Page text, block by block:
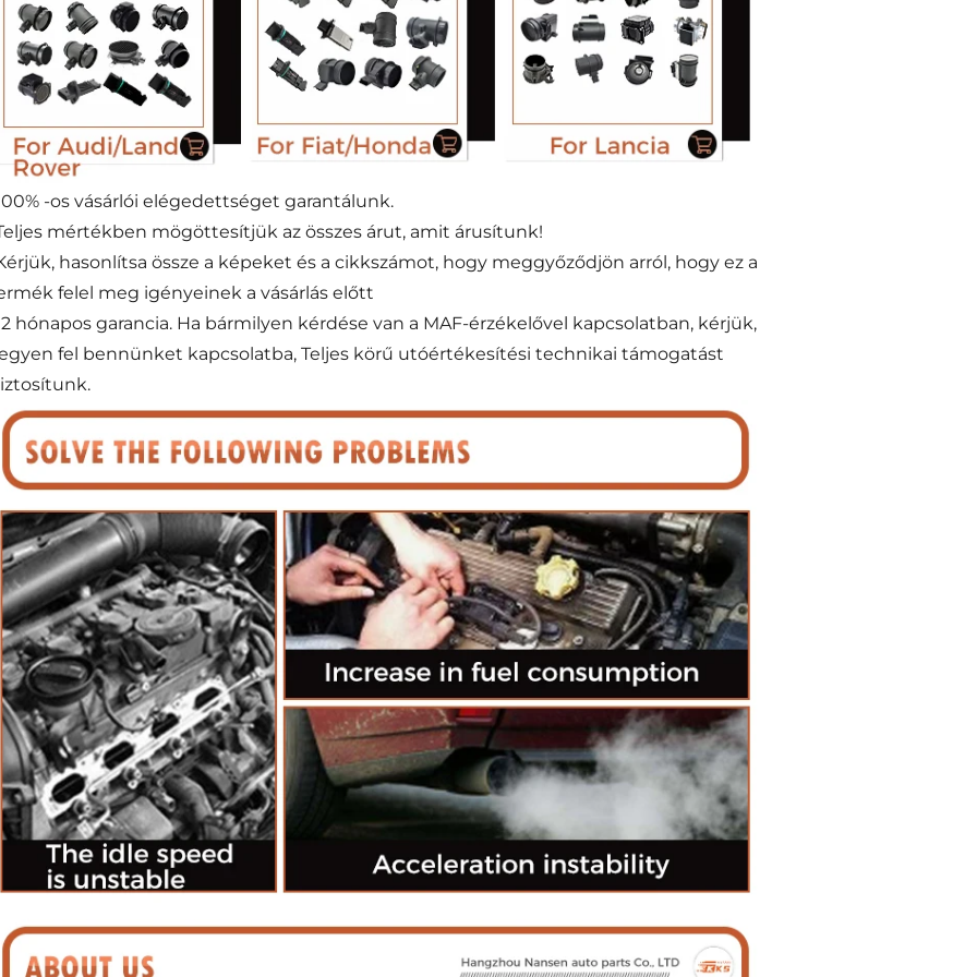
-os vásárlói elégedettséget garantálunk.
mértékben mögöttesítjük az összes árut, amit árusítunk!
hasonlítsa össze a képeket és a cikkszámot, hogy meggyőződjön arról, hogy ez a
felel meg igényeinek a vásárlás előtt
hónapos garancia. Ha bármilyen kérdése van a MAF-érzékelővel kapcsolatban, kérjük,
fel bennünket kapcsolatba, Teljes körű utóértékesítési technikai támogatást